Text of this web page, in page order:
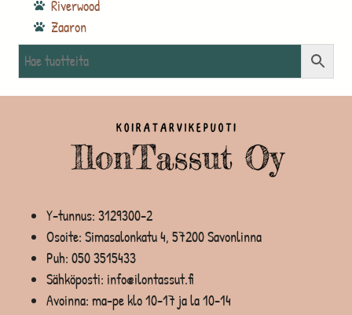
Riverwood
Zaaron
Y-tunnus: 3129300-2
Osoite: Simasalonkatu 4, 57200 Savonlinna
Puh: 050 3515433
Sähköposti: info@ilontassut.fi
Avoinna: ma-pe klo 10-17 ja la 10-14